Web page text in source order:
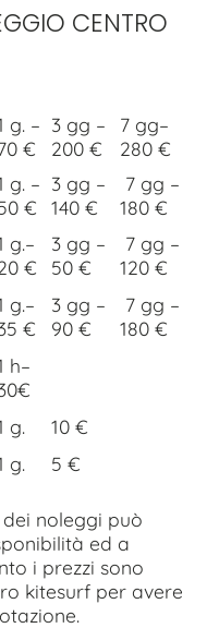
CENTRO
g. –
€
3 gg –
200 €
7 gg–
280 €
g. –
€
3 gg –
140 €
7 gg –
180 €
g.–
€
3 gg –
50 €
7 gg –
120 €
g.–
€
3 gg –
90 €
7 gg –
180 €
h–
g.
10 €
g. 5 €
noleggi può
ed a
i prezzi sono
kitesurf per avere